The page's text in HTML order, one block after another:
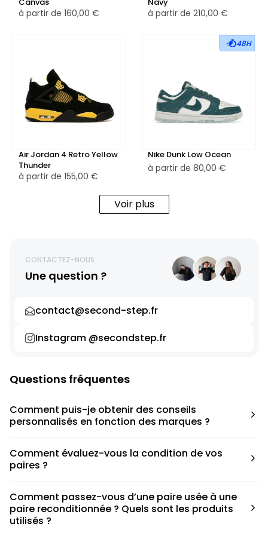
à partir de 160,00 € à partir de 210,00 €
Air Jordan 4 Retro Yellow
Thunder
à partir de 155,00 €
48H
Nike Dunk Low Ocean
à partir de 80,00 €
Voir plus
CONTACTEZ-NOUS
Une question ?
contact@second-step.fr
Instagram @secondstep.fr
Questions fréquentes
Comment puis-je obtenir des conseils
personnalisés en fonction des marques ?
pour déterminer la taille appropriée, que ce soit une taille
en dessous, au-dessus ou correspondant à votre taille
Comment évaluez-vous la condition de vos
paires ?
défauts spécifiques de chaque paire.
Comment passez-vous d’une paire usée à une
paire reconditionnée ? Quels sont les produits
utilisés ?